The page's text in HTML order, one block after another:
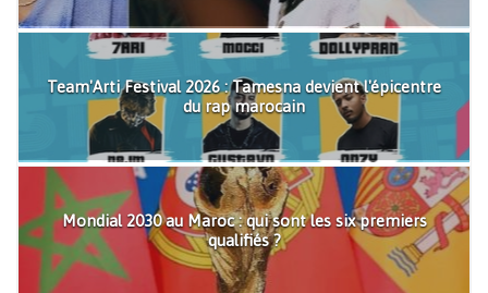
Team'Arti Festival 2026 : Tamesna devient l'épicentre
du rap marocain
Mondial 2030 au Maroc : qui sont les six premiers
qualifiés ?